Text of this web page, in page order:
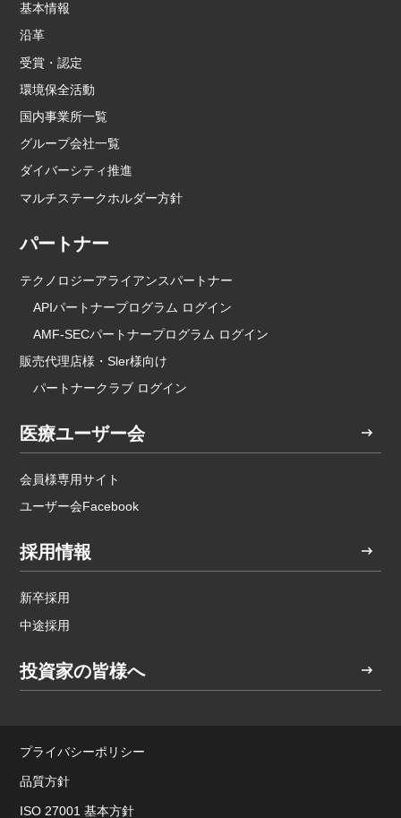
基本情報
沿革
受賞・認定
環境保全活動
国内事業所一覧
グループ会社一覧
ダイバーシティ推進
マルチステークホルダー方針
パートナー
テクノロジーアライアンスパートナー
APIパートナープログラム ログイン
AMF-SECパートナープログラム ログイン
販売代理店様・Sler様向け
パートナークラブ ログイン
医療ユーザー会
会員様専用サイト
ユーザー会Facebook
採用情報
新卒採用
中途採用
投資家の皆様へ
プライバシーポリシー
品質方針
ISO 27001 基本方針